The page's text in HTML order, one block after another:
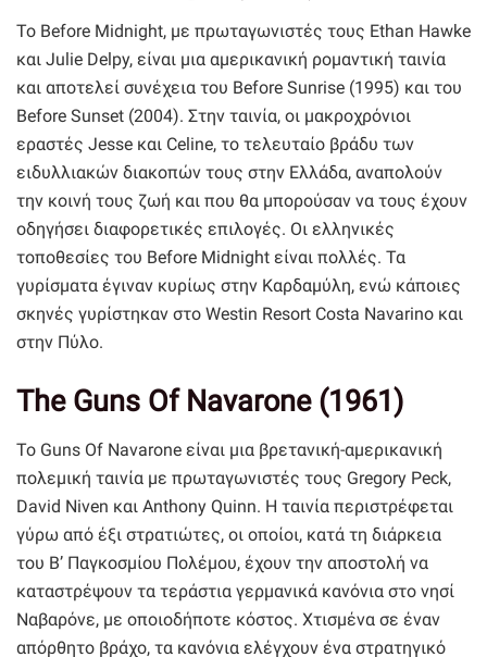
Το Before Midnight, με πρωταγωνιστές τους Ethan Hawke
και Julie Delpy, είναι μια αμερικανική ρομαντική ταινία
και αποτελεί συνέχεια του Before Sunrise (1995) και του
Before Sunset (2004). Στην ταινία, οι μακροχρόνιοι
εραστές Jesse και Celine, το τελευταίο βράδυ των
ειδυλλιακών διακοπών τους στην Ελλάδα, αναπολούν
την κοινή τους ζωή και που θα μπορούσαν να τους έχουν
οδηγήσει διαφορετικές επιλογές. Οι ελληνικές
τοποθεσίες του Before Midnight είναι πολλές. Τα
γυρίσματα έγιναν κυρίως στην Καρδαμύλη, ενώ κάποιες
σκηνές γυρίστηκαν στο Westin Resort Costa Navarino και
στην Πύλο.
The Guns Of Navarone (1961)
Το Guns Of Navarone είναι μια βρετανική-αμερικανική
πολεμική ταινία με πρωταγωνιστές τους Gregory Peck,
David Niven και Anthony Quinn. Η ταινία περιστρέφεται
γύρω από έξι στρατιώτες, οι οποίοι, κατά τη διάρκεια
του Β’ Παγκοσμίου Πολέμου, έχουν την αποστολή να
καταστρέψουν τα τεράστια γερμανικά κανόνια στο νησί
Ναβαρόνε, με οποιοδήποτε κόστος. Χτισμένα σε έναν
απόρθητο βράχο, τα κανόνια ελέγχουν ένα στρατηγικό